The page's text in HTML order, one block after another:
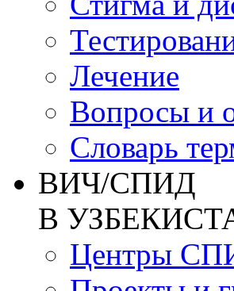
Лечение
Вопросы и
Словарь
ВИЧ/СПИД
В
Центры